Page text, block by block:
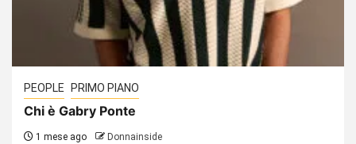
PEOPLE PRIMO PIANO
Chi è Gabry Ponte
1 mese ago Donnainside